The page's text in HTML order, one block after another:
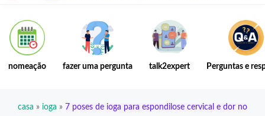
nomeação fazer uma pergunta talk2expert Perguntas e
casa » ioga » 7 poses de ioga para espondilose cervical e dor no